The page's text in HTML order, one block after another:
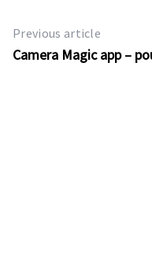
Previous article
Camera Magic app –